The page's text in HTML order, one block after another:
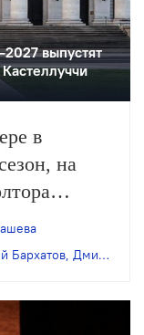
выпустят
в
на
премьер,
Бархатов, Дмитрий Черняков